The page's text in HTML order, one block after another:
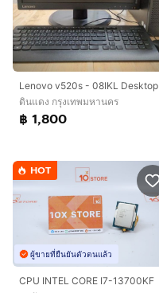
Lenovo v520s - 08IKL Desktop
ดินแดง กรุงเทพมหานคร
฿ 1,800
HOT
ผู้ขายที่ยืนยันตัวตนแล้ว
CPU INTEL CORE I7-13700KF